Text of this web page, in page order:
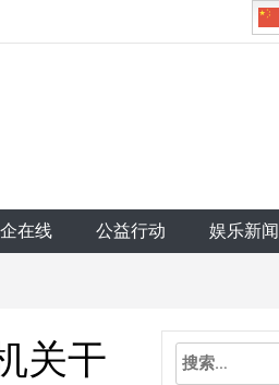
在线 公益行动 娱乐新闻
关干
搜
索：